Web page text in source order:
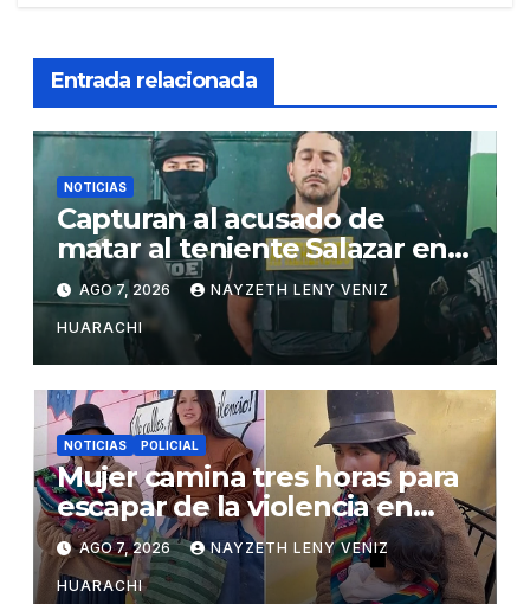
Entrada relacionada
NOTICIAS
Capturan al acusado de
matar al teniente Salazar en
San Matías
AGO 7, 2026 NAYZETH LENY VENIZ
HUARACHI
NOTICIAS POLICIAL
Mujer camina tres horas para
escapar de la violencia en
Potosí
AGO 7, 2026 NAYZETH LENY VENIZ
HUARACHI